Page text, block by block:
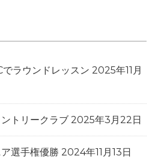
ラウンドレッスン 2025年11月
トリークラブ 2025年3月22日
選手権優勝 2024年11月13日